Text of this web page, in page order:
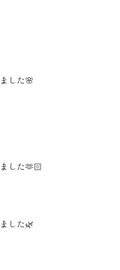
した🌸
した🫶🏻
した🌿